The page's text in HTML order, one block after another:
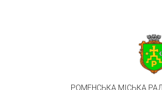
РОМЕНСЬКА МІСЬКА